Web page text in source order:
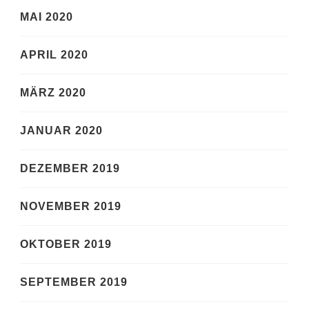
MAI 2020
APRIL 2020
MÄRZ 2020
JANUAR 2020
DEZEMBER 2019
NOVEMBER 2019
OKTOBER 2019
SEPTEMBER 2019